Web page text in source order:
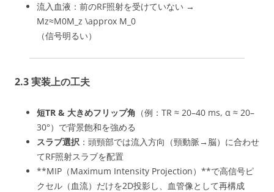
流入血液：前のRF照射を受けていない →
Mz≈M0M_z \approx M_0
（信号明るい）
2.3 実装上の工夫
短TR & 大きめフリップ角 （例：TR ≈ 20–40 ms, α ≈ 20–
30°）で背景飽和を強める
スラブ選択 ：頭頸部では流入方向（頸動脈→脳）に合わせ
てRF照射スラブを配置
**MIP（Maximum Intensity Projection）**で高信号ピ
クセル（血流）だけを2D投影し、血管像として再構成